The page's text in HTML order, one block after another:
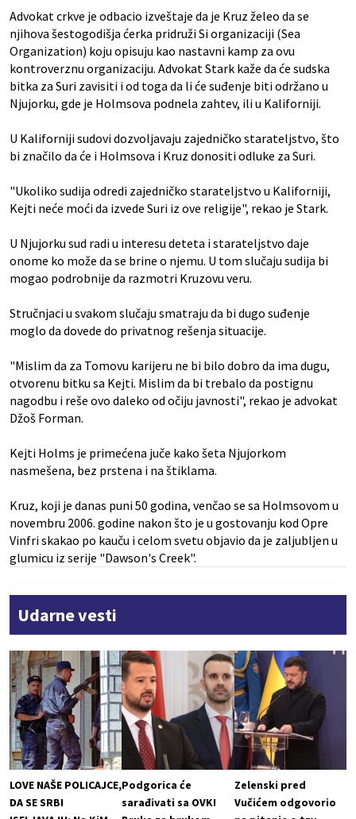
Advokat crkve je odbacio izveštaje da je Kruz želeo da se
njihova šestogodišja ćerka pridruži Si organizaciji (Sea
Organization) koju opisuju kao nastavni kamp za ovu
kontroverznu organizaciju. Advokat Stark kaže da će sudska
bitka za Suri zavisiti i od toga da li će suđenje biti održano u
Njujorku, gde je Holmsova podnela zahtev, ili u Kaliforniji.
U Kaliforniji sudovi dozvoljavaju zajedničko starateljstvo, što
bi značilo da će i Holmsova i Kruz donositi odluke za Suri.
"Ukoliko sudija odredi zajedničko starateljstvo u Kaliforniji,
Kejti neće moći da izvede Suri iz ove religije", rekao je Stark.
U Njujorku sud radi u interesu deteta i starateljstvo daje
onome ko može da se brine o njemu. U tom slučaju sudija bi
mogao podrobnije da razmotri Kruzovu veru.
Stručnjaci u svakom slučaju smatraju da bi dugo suđenje
moglo da dovede do privatnog rešenja situacije.
"Mislim da za Tomovu karijeru ne bi bilo dobro da ima dugu,
otvorenu bitku sa Kejti. Mislim da bi trebalo da postignu
nagodbu i reše ovo daleko od očiju javnosti", rekao je advokat
Džoš Forman.
Kejti Holms je primećena juče kako šeta Njujorkom
nasmešena, bez prstena i na štiklama.
Kruz, koji je danas puni 50 godina, venčao se sa Holmsovom u
novembru 2006. godine nakon što je u gostovanju kod Opre
Vinfri skakao po kauču i celom svetu objavio da je zaljubljen u
glumicu iz serije "Dawson's Creek".
Udarne vesti
LOVE NAŠE POLICAJCE,
DA SE SRBI
Podgorica će
sarađivati sa OVK!
Zelenski pred
Vučićem odgovorio